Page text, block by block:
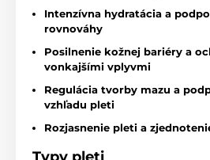
Intenzívna hydratácia a
rovnováhy
Posilnenie kožnej bariéry a
vonkajšími vplyvmi
Regulácia tvorby mazu a
vzhľadu pleti
Rozjasnenie pleti a